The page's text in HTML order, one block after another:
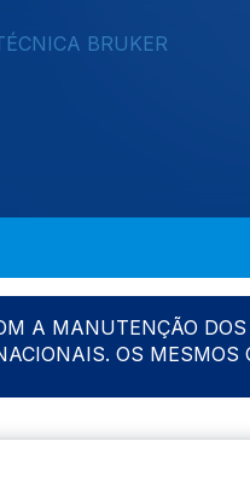
A MANUTENÇÃO
OS